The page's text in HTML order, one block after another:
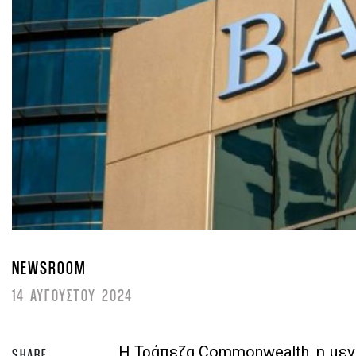
NEWSROOM
14 ΑΥΓΟΥΣΤΟΥ 2024
Η Τράπεζα Commonwealth, η